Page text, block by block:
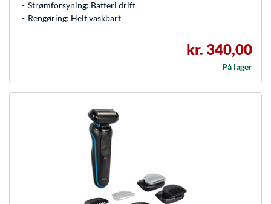
Strømforsyning: Batteri drift
Rengøring: Helt vaskbart
kr. 340,00
På lager